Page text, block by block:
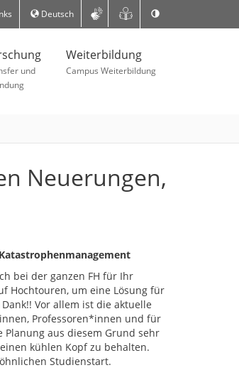
Deutsch
und
Weiterbildung
Campus Weiterbildung
Neuerungen,
bei der ganzen FH für Ihr
Hochtouren, um eine Lösung für
Vor allem ist die aktuelle
Professoren*innen und für
aus diesem Grund sehr
kühlen Kopf zu behalten.
Studienstart.